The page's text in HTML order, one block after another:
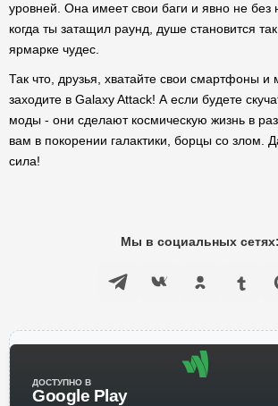
уровней. Она имеет свои баги и явно не без
когда ты затащил раунд, душе становится
ярмарке чудес.
Так что, друзья, хватайте свои смартфоны и
заходите в Galaxy Attack! А если будете
моды - они сделают космическую жизнь в
вам в покорении галактики, борцы со злом.
сила!
Мы в социальных сетях:
ДОСТУПНО В
Google Play